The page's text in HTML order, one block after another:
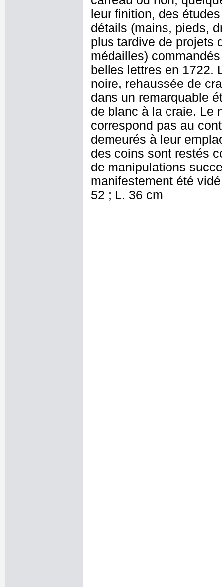
leur finition, des
détails (mains, pieds,
plus tardive de projets
médailles)
belles lettres en 1722.
noire, rehaussée de
dans un remarquable
de blanc à la craie. Le
correspond pas au
demeurés à leur
des coins sont restés
de manipulations
manifestement été
52 ; L. 36 cm